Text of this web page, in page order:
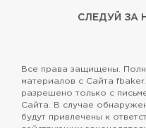
СЛЕДУЙ ЗА
Все права защищены.
материалов с Сайта
разрешено только с
Сайта. В случае
будут привлечены к